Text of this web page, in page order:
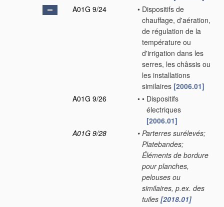
A01G 9/24
• Dispositifs de
chauffage, d'aération,
de régulation de la
température ou
d'irrigation dans les
serres, les châssis ou
les installations
similaires [2006.01]
A01G 9/26
• • Dispositifs
électriques
[2006.01]
A01G 9/28
• Parterres surélevés;
Platebandes;
Éléments de bordure
pour planches,
pelouses ou
similaires, p.ex. des
tuiles [2018.01]